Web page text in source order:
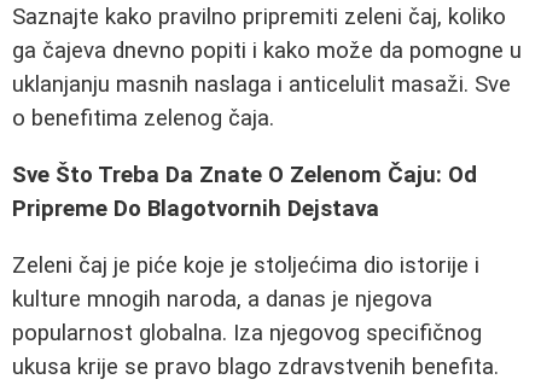
Saznajte kako pravilno pripremiti zeleni čaj, koliko
ga čajeva dnevno popiti i kako može da pomogne u
uklanjanju masnih naslaga i anticelulit masaži. Sve
o benefitima zelenog čaja.
Sve Što Treba Da Znate O Zelenom Čaju: Od
Pripreme Do Blagotvornih Dejstava
Zeleni čaj je piće koje je stoljećima dio istorije i
kulture mnogih naroda, a danas je njegova
popularnost globalna. Iza njegovog specifičnog
ukusa krije se pravo blago zdravstvenih benefita.